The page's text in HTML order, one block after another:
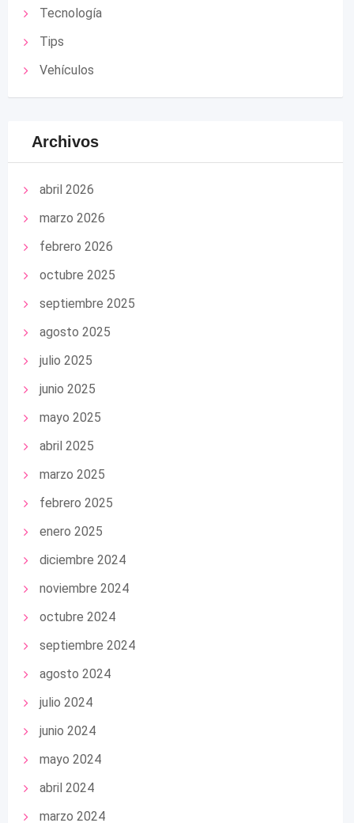
Tecnología
Tips
Vehículos
Archivos
abril 2026
marzo 2026
febrero 2026
octubre 2025
septiembre 2025
agosto 2025
julio 2025
junio 2025
mayo 2025
abril 2025
marzo 2025
febrero 2025
enero 2025
diciembre 2024
noviembre 2024
octubre 2024
septiembre 2024
agosto 2024
julio 2024
junio 2024
mayo 2024
abril 2024
marzo 2024